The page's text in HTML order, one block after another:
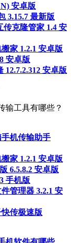
安卓版
3.15.7 最新版
传克隆管家 1.4 安
家 1.2.1 安卓版
安卓版
12.7.2.312 安卓版
输工具有哪些？
手机传输助手
家 1.2.1 安卓版
6.5.8.2 安卓版
手机版
管理器 3.2.1 安
传极速版